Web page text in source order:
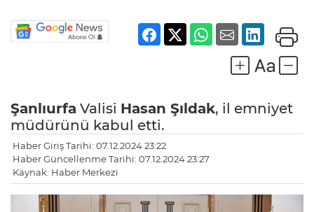
Şanlıurfa Valisi Hasan Şıldak, il emniyet
müdürünü kabul etti.
Haber Giriş Tarihi: 07.12.2024 23:22
Haber Güncellenme Tarihi: 07.12.2024 23:27
Kaynak: Haber Merkezi